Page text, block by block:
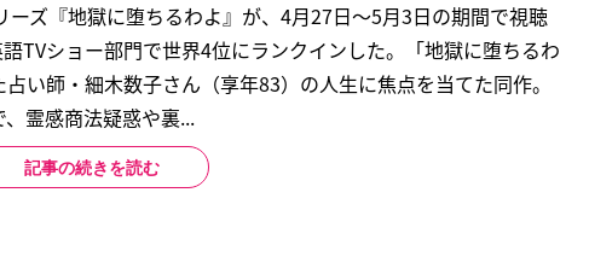
ズ『地獄に堕ちるわよ』が、4月27日〜5月3日の期間で視聴
TVショー部門で世界4位にランクインした。「地獄に堕ちるわ
い師・細木数子さん（享年83）の人生に焦点を当てた同作。
霊感商法疑惑や裏...
記事の続きを読む